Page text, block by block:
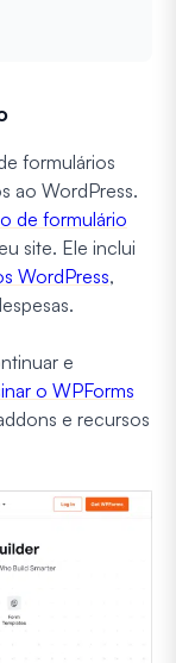
formulários
ao WordPress.
de formulário
site. Ele inclui
WordPress,
e
o WPForms
e recursos